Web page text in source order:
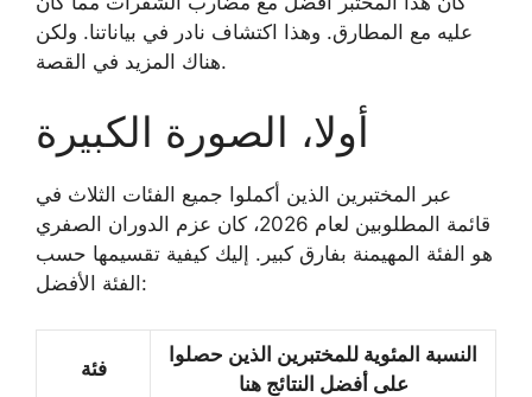
عليه مع المطارق. وهذا اكتشاف نادر في بياناتنا. ولكن
هناك المزيد في القصة.
أولا، الصورة الكبيرة
عبر المختبرين الذين أكملوا جميع الفئات الثلاث في
قائمة المطلوبين لعام 2026، كان عزم الدوران الصفري
هو الفئة المهيمنة بفارق كبير. إليك كيفية تقسيمها حسب
الفئة الأفضل:
فئة
النسبة المئوية للمختبرين الذين حصلوا
على أفضل النتائج هنا